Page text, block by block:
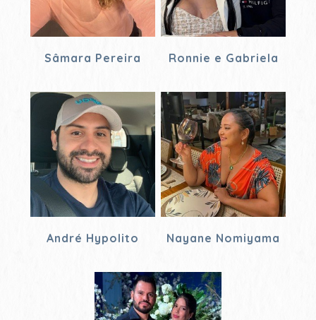
Sâmara Pereira Ronnie e Gabriela
André Hypolito Nayane Nomiyama